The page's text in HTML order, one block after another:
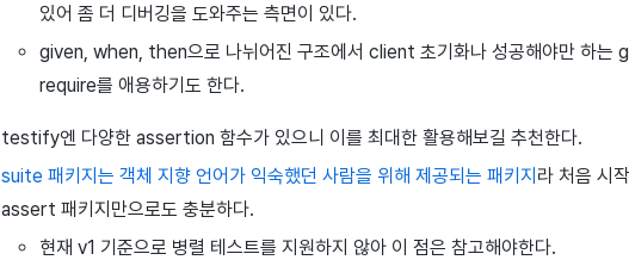
있어 좀 더 디버깅을 도와주는 측면이 있다.
given, when, then으로 나뉘어진 구조에서 client 초기화나 성공해야만 하는
require를 애용하기도 한다.
testify엔 다양한 assertion 함수가 있으니 이를 최대한 활용해보길 추천한다.
suite 패키지는 객체 지향 언어가 익숙했던 사람을 위해 제공되는 패키지라 처음 시
assert 패키지만으로도 충분하다.
현재 v1 기준으로 병렬 테스트를 지원하지 않아 이 점은 참고해야한다.